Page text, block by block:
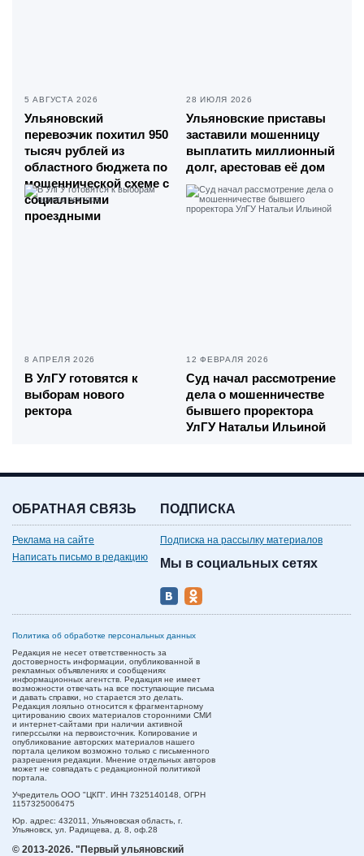
5 АВГУСТА 2026
Ульяновский
перевозчик похитил 950
тысяч рублей из
областного бюджета по
мошеннической схеме с
социальными
проездными
28 ИЮЛЯ 2026
Ульяновские приставы
заставили мошенницу
выплатить миллионный
долг, арестовав её дом
8 АПРЕЛЯ 2026
В УлГУ готовятся к
выборам нового
ректора
12 ФЕВРАЛЯ 2026
Суд начал рассмотрение
дела о мошенничестве
бывшего проректора
УлГУ Натальи Ильиной
ОБРАТНАЯ СВЯЗЬ
Реклама на сайте
Написать письмо в редакцию
ПОДПИСКА
Подписка на рассылку материалов
Мы в социальных сетях
Политика об обработке персональных данных
Редакция не несет ответственность за
достоверность информации, опубликованной в
рекламных объявлениях и сообщениях
информационных агентств. Редакция не имеет
возможности отвечать на все поступающие письма
и давать справки, но старается это делать.
Редакция лояльно относится к фрагментарному
цитированию своих материалов сторонними СМИ
и интернет-сайтами при наличии активной
гиперссылки на первоисточник. Копирование и
опубликование авторских материалов нашего
портала целиком возможно только с письменного
разрешения редакции. Мнение отдельных авторов
может не совпадать с редакционной политикой
портала.
Учредитель ООО "ЦКП". ИНН 7325140148, ОГРН
1157325006475
Юр. адрес: 432011, Ульяновская область, г.
Ульяновск, ул. Радищева, д. 8, оф.28
© 2013-2026. "Первый ульяновский